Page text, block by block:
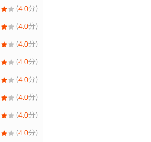
(4.0分)
(4.0分)
(4.0分)
(4.0分)
(4.0分)
(4.0分)
(4.0分)
(4.0分)